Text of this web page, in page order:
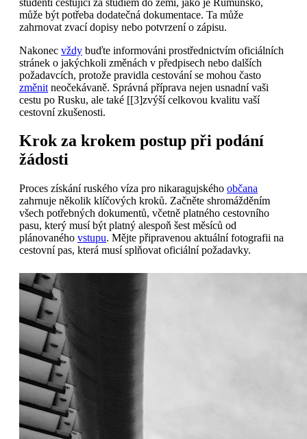
může být potřeba dodatečná dokumentace. Ta může
zahrnovat zvací dopisy nebo potvrzení o zápisu.
Nakonec vždy buďte informováni prostřednictvím oficiálních
stránek o jakýchkoli změnách v předpisech nebo dalších
požadavcích, protože pravidla cestování se mohou často
změnit neočekávaně. Správná příprava nejen usnadní vaši
cestu po Rusku, ale také [[3]zvýší celkovou kvalitu vaší
cestovní zkušenosti.
Krok za krokem postup při podání
žádosti
Proces získání ruského víza pro nikaragujského občana
zahrnuje několik klíčových kroků. Začněte shromážděním
všech potřebných dokumentů, včetně platného cestovního
pasu, který musí být platný alespoň šest měsíců od
plánovaného vstupu. Mějte připravenou aktuální fotografii na
cestovní pas, která musí splňovat oficiální požadavky.